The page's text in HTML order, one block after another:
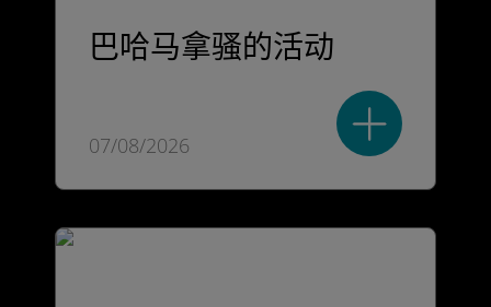
巴哈马拿骚的活动
07/08/2026